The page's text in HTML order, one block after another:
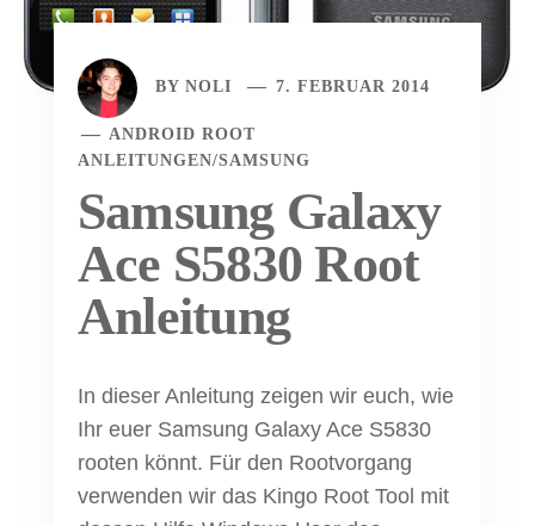
BY NOLI 7. FEBRUAR 2014
ANDROID ROOT
ANLEITUNGEN/SAMSUNG
Samsung Galaxy
Ace S5830 Root
Anleitung
In dieser Anleitung zeigen wir euch, wie
Ihr euer Samsung Galaxy Ace S5830
rooten könnt. Für den Rootvorgang
verwenden wir das Kingo Root Tool mit